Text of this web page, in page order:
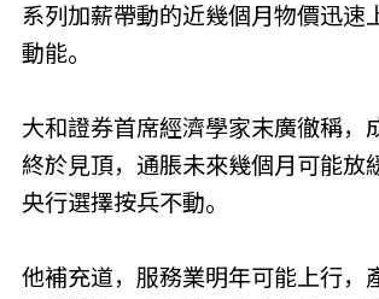
系列加薪帶動的近幾個月物價迅速
動能。
大和證券首席經濟學家末廣徹稱，
終於見頂，通脹未來幾個月可能放
央行選擇按兵不動。
他補充道，服務業明年可能上行，